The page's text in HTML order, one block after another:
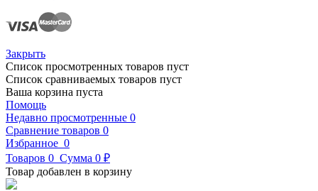
Закрыть
Список просмотренных товаров пуст
Список сравниваемых товаров пуст
Ваша корзина пуста
Помощь
Недавно просмотренные 0
Сравнение товаров 0
Избранное 0
Товаров 0 Сумма 0 ₽
Товар добавлен в корзину